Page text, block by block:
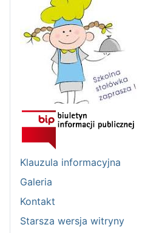
Klauzula informacyjna
Galeria
Kontakt
Starsza wersja witryny